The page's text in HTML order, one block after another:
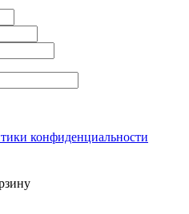
конфиденциальности